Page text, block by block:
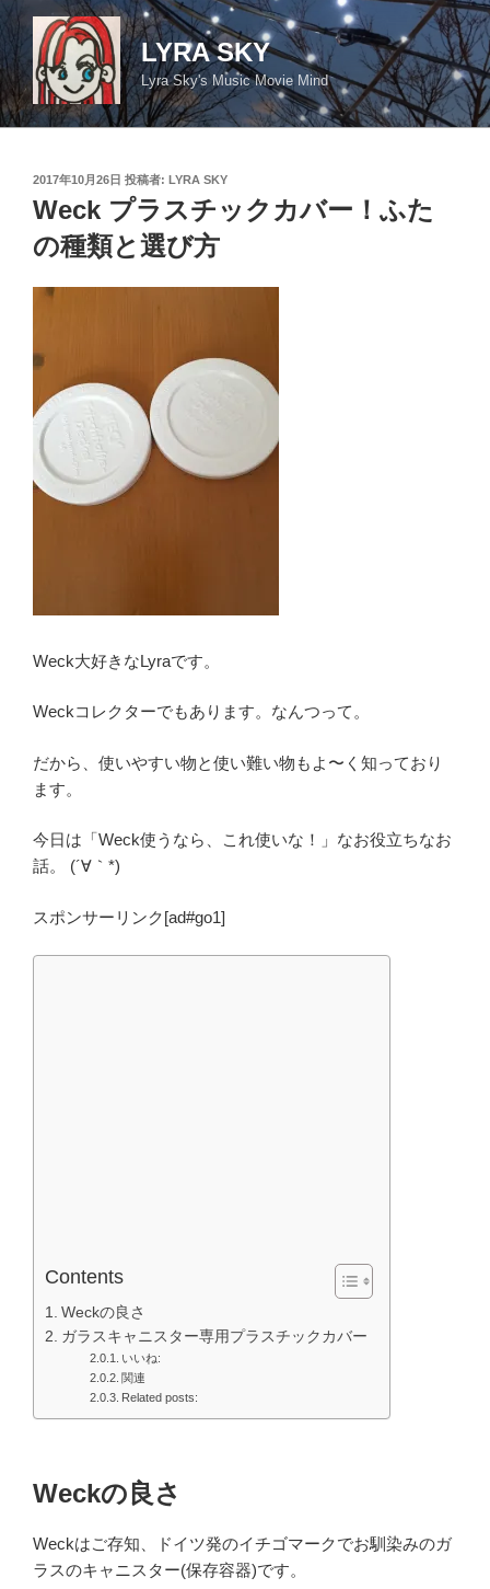
コ
ン
テ
ン
ツ
LYRA SKY
Lyra Sky's Music Movie Mind
投
稿
日:
2017年10月26日 投稿者: LYRA SKY
Weck プラスチックカバー！ふた
の種類と選び方
Weck大好きなLyraです。
Weckコレクターでもあります。なんつって。
だから、使いやすい物と使い難い物もよ〜く知っており
ます。
今日は「Weck使うなら、これ使いな！」なお役立ちなお
話。 (´∀｀*)
スポンサーリンク[ad#go1]
Contents
Weckの良さ
ガラスキャニスター専用プラスチックカバー
いいね:
関連
Related posts:
Weckの良さ
Weckはご存知、ドイツ発のイチゴマークでお馴染みのガ
ラスのキャニスター(保存容器)です。